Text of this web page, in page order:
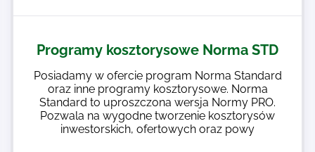
Programy kosztorysowe Norma STD
Posiadamy w ofercie program Norma Standard
oraz inne programy kosztorysowe. Norma
Standard to uproszczona wersja Normy PRO.
Pozwala na wygodne tworzenie kosztorysów
inwestorskich, ofertowych oraz powy